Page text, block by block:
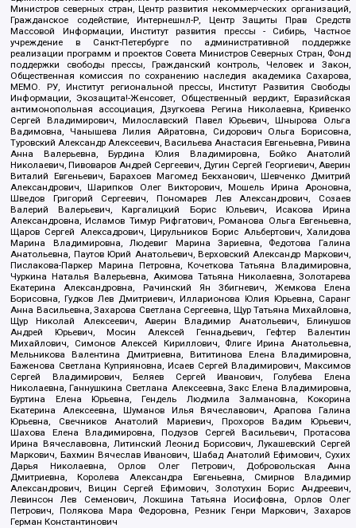
Министров северных стран, Центр развития некоммерческих организаций,
Гражданское содействие, Интернешнл-Р, Центр Защиты Прав Средств
Массовой Информации, Институт развития прессы - Сибирь, Частное
учреждение в Санкт-Петербурге по административной поддержке
реализации программ и проектов Совета Министров Северных Стран, Фонд
поддержки свободы прессы, Гражданский контроль, Человек и Закон,
Общественная комиссия по сохранению наследия академика Сахарова,
МЕМО. РУ, Институт региональной прессы, Институт Развития Свободы
Информации, Экозащита!-Женсовет, Общественный вердикт, Евразийская
антимонопольная ассоциация, Дзугкоева Регина Николаевна, Кривенко
Сергей Владимирович, Милославский Павел Юрьевич, Шнырова Ольга
Вадимовна, Чанышева Лилия Айратовна, Сидорович Ольга Борисовна,
Туровский Александр Алексеевич, Васильева Анастасия Евгеньевна, Ривина
Анна Валерьевна, Бурдина Юлия Владимировна, Бойко Анатолий
Николаевич, Пивоваров Андрей Сергеевич, Дугин Сергей Георгиевич, Аверин
Виталий Евгеньевич, Барахоев Магомед Бекханович, Шевченко Дмитрий
Александрович, Шарипков Олег Викторович, Мошель Ирина Ароновна,
Шведов Григорий Сергеевич, Пономарев Лев Александрович, Созаев
Валерий Валерьевич, Каргалицкий Борис Юльевич, Исакова Ирина
Александровна, Исламов Тимур Рифгатович, Романова Ольга Евгеньевна,
Щаров Сергей Алексадрович, Цирульников Борис Альбертович, Халидова
Марина Владимировна, Людевиг Марина Зариевна, Федотова Галина
Анатольевна, Паутов Юрий Анатольевич, Верховский Александр Маркович,
Пислакова-Паркер Марина Петровна, Кочеткова Татьяна Владимировна,
Чуркина Наталья Валерьевна, Акимова Татьяна Николаевна, Золотарева
Екатерина Александровна, Рачинский Ян Збигневич, Жемкова Елена
Борисовна, Гудков Лев Дмитриевич, Илларионова Юлия Юрьевна, Саранг
Анна Васильевна, Захарова Светлана Сергеевна, Щур Татьяна Михайловна,
Щур Николай Алексеевич, Аверин Владимир Анатольевич, Блинушов
Андрей Юрьевич, Мосин Алексей Геннадьевич, Гефтер Валентин
Михайлович, Симонов Алексей Кириллович, Флиге Ирина Анатольевна,
Мельникова Валентина Дмитриевна, Вититинова Елена Владимировна,
Баженова Светлана Куприяновна, Исаев Сергей Владимирович, Максимов
Сергей Владимирович, Беляев Сергей Иванович, Голубева Елена
Николаевна, Ганнушкина Светлана Алексеевна, Закс Елена Владимировна,
Буртина Елена Юрьевна, Гендель Людмила Залмановна, Кокорина
Екатерина Алексеевна, Шуманов Илья Вячеславович, Арапова Галина
Юрьевна, Свечников Анатолий Мариевич, Прохоров Вадим Юрьевич,
Шахова Елена Владимировна, Подузов Сергей Васильевич, Протасова
Ирина Вячеславовна, Литинский Леонид Борисович, Лукашевский Сергей
Маркович, Бахмин Вячеслав Иванович, Шабад Анатолий Ефимович, Сухих
Дарья Николаевна, Орлов Олег Петрович, Добровольская Анна
Дмитриевна, Королева Александра Евгеньевна, Смирнов Владимир
Александрович, Вицин Сергей Ефимович, Золотухин Борис Андреевич,
Левинсон Лев Семенович, Локшина Татьяна Иосифовна, Орлов Олег
Петрович, Полякова Мара Федоровна, Резник Генри Маркович, Захаров
Герман Константинович